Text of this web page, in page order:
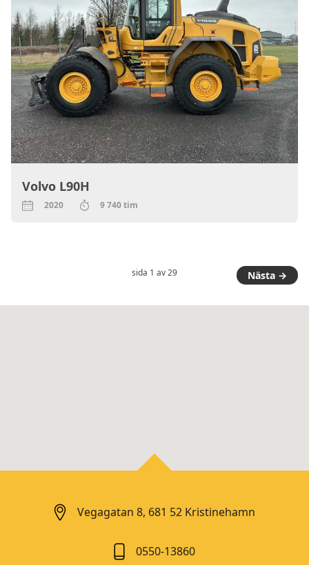
Volvo L90H
2020 9 740 tim
sida 1 av 29 Nästa →
Vegagatan 8, 681 52 Kristinehamn
0550-13860